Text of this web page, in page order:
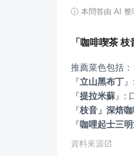
ⓘ 本問答由 AI 整
「咖啡喫茶
『立山黑布丁 』
『提拉米蘇 』
『枝音」深焙
『咖哩起士三
資料來源